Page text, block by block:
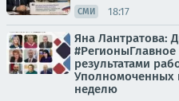
СМИ 18:17
Яна Лантратова:
результатами
Уполномоченных
неделю